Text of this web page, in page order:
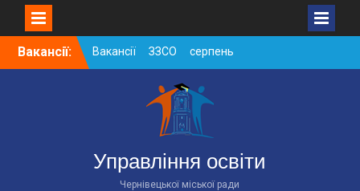
SkipВакансії:
Вакансії ЗЗСО серпень
2026
Вакансії ЗЗСО червень
Вакансії у ЗДО та
дошкільних підрозділах
ЗЗСО станом на
01.08.2026 р.
Управління освіти
Чернівецької міської ради